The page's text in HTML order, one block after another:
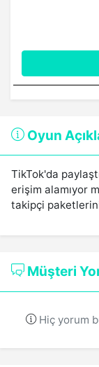
Oyun
TikTok'da
erişim alamıyor
takipçi
Müşteri
Hiç yorum